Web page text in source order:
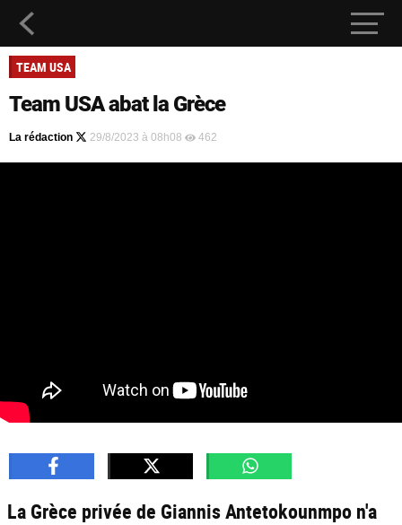
TEAM USA
Team USA abat la Grèce
La rédaction 29/8/2023 à 08h08 462
La Grèce privée de Giannis Antetokounmpo n'a